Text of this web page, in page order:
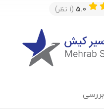
5.0 (1 نظر)
بررسی